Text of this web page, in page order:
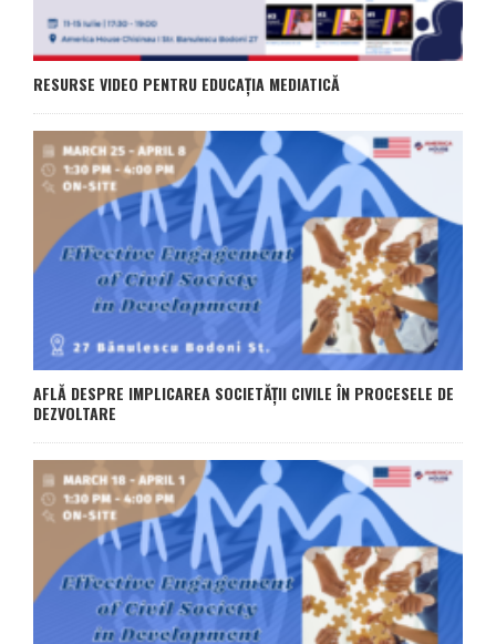
RESURSE VIDEO PENTRU EDUCAȚIA MEDIATICĂ
AFLĂ DESPRE IMPLICAREA SOCIETĂȚII CIVILE ÎN PROCESELE DE
DEZVOLTARE